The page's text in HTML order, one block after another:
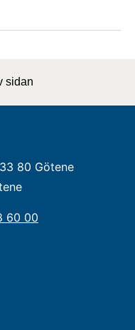
sidan
80 Götene
60 00